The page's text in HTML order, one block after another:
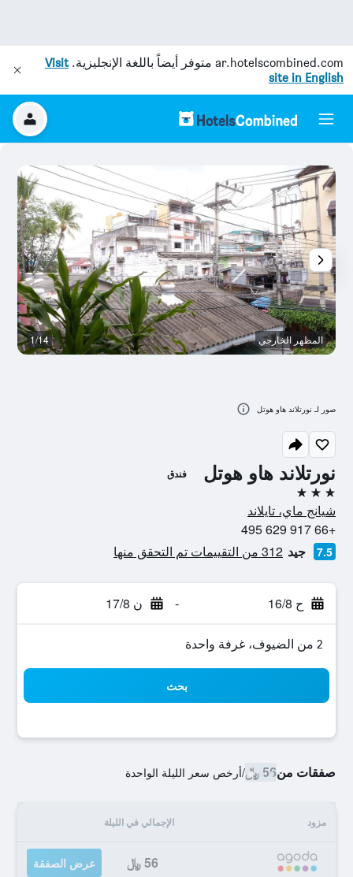
ar.hotelscombined.com متوفر أيضاً باللغة الإنجليزية.Visit
site in English
نورتلاند هاو هوتل فندق
3 نجوم
شيانج ماي، تايلاند
+66 917 629 495
7.5 جيد 312 من التقييمات تم التحقق منها
ح 16/8 - ن 17/8
2 من الضيوف، غرفة واحدة
بحث
صفقات من56 ﷼ /أرخص سعر الليلة الواحدة
مزود الإجمالي في الليلة
56 ﷼ عرض الصفقة
المظهر الخارجي 1/14
صور لـ نورتلاند هاو هوتل